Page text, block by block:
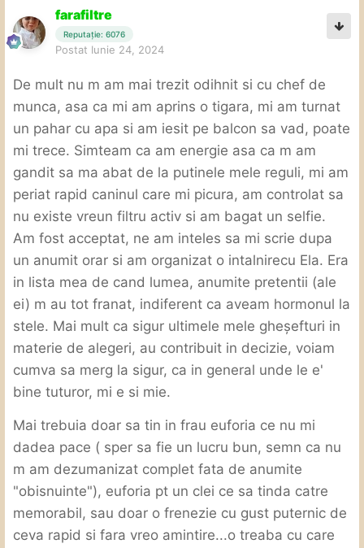
farafiltre
Reputație: 6076
Postat Iunie 24, 2024
De mult nu m am mai trezit odihnit si cu chef de
munca, asa ca mi am aprins o tigara, mi am turnat
un pahar cu apa si am iesit pe balcon sa vad, poate
mi trece. Simteam ca am energie asa ca m am
gandit sa ma abat de la putinele mele reguli, mi am
periat rapid caninul care mi picura, am controlat sa
nu existe vreun filtru activ si am bagat un selfie.
Am fost acceptat, ne am inteles sa mi scrie dupa
un anumit orar si am organizat o intalnirecu Ela. Era
in lista mea de cand lumea, anumite pretentii (ale
ei) m au tot franat, indiferent ca aveam hormonul la
stele. Mai mult ca sigur ultimele mele gheşefturi in
materie de alegeri, au contribuit in decizie, voiam
cumva sa merg la sigur, ca in general unde le e'
bine tuturor, mi e si mie.
Mai trebuia doar sa tin in frau euforia ce nu mi
dadea pace ( sper sa fie un lucru bun, semn ca nu
m am dezumanizat complet fata de anumite
"obisnuinte"), euforia pt un clei ce sa tinda catre
memorabil, sau doar o frenezie cu gust puternic de
ceva rapid si fara vreo amintire...o treaba cu care